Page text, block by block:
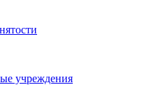
учреждения